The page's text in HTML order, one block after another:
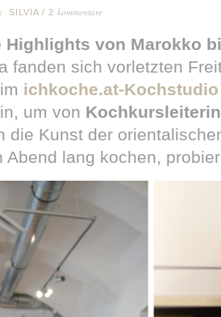
SILVIA / 2 kommentare
Highlights von Marokko
fanden sich vorletzten
ichkoche.at-Kochstudio
um von
die Kunst der
Abend lang kochen,